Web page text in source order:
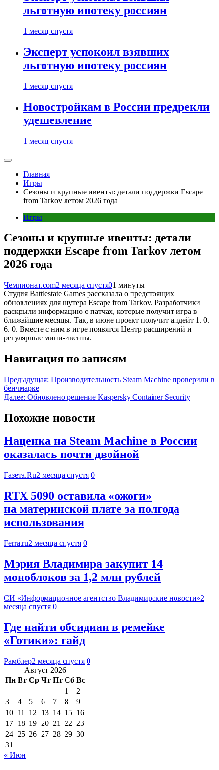
льготную ипотеку россиян
1 месяц спустя
Эксперт успокоил взявших
льготную ипотеку россиян
1 месяц спустя
Новостройкам в России предрекли
удешевление
1 месяц спустя
Главная
Игры
Сезоны и крупные ивенты: детали поддержки Escape
from Tarkov летом 2026 года
Игры
Сезоны и крупные ивенты: детали
поддержки Escape from Tarkov летом
2026 года
Чемпионат.com2 месяца спустя01 минуты
Студия Battlestate Games рассказала о предстоящих
обновлениях для шутера Escape from Tarkov. Разработчики
раскрыли информацию о патчах, которые получит игра в
ближайшие месяцы. Так, в июне проект получит апдейт 1. 0.
6. 0. Вместе с ним в игре появятся Центр расширений и
регулярные мини-ивенты.
Навигация по записям
Предыдущая: Производительность Steam Machine проверили в
бенчмарке
Далее: Обновлено решение Kaspersky Container Security
Похожие новости
Наценка на Steam Machine в России
оказалась почти двойной
Газета.Ru2 месяца спустя 0
RTX 5090 оставила «ожоги»
на материнской плате за полгода
использования
Ferra.ru2 месяца спустя 0
Мэрия Владимира закупит 14
моноблоков за 1,2 млн рублей
СИ «Информационное агентство Владимирские новости»2
месяца спустя 0
Где найти обсидиан в ремейке
«Готики»: гайд
Рамблер2 месяца спустя 0
Август 2026
Пн Вт Ср Чт Пт Сб Вс
1
2
3
4 5 6 7 8
9
10 11 12 13 14 15 16
17 18 19 20 21 22 23
24 25 26 27 28 29 30
31
« Июн